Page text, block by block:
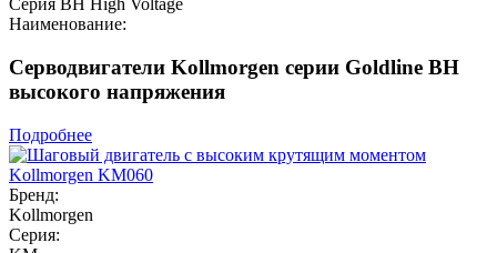
Серия BH High Voltage
Наименование:
Серводвигатели Kollmorgen серии Goldline BH
высокого напряжения
Подробнее
Бренд:
Kollmorgen
Серия: